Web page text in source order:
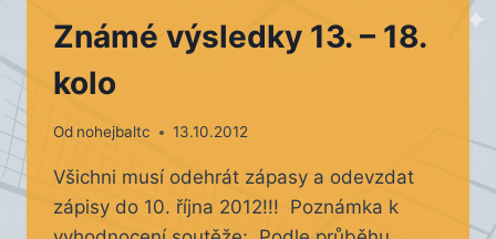
Známé výsledky 13. – 18.
kolo
Od nohejbaltc 13.10.2012
Všichni musí odehrát zápasy a odevzdat
zápisy do 10. října 2012!!! Poznámka k